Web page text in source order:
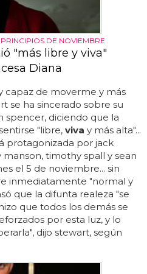
DE NOVIEMBRE
"más libre y viva"
Diana
capaz de moverme y más
se ha sincerado sobre su
spencer, diciendo que la
"libre, viva y más alta"...
protagonizada por jack
manson, timothy spall y sean
el 5 de noviembre... sin
inmediatamente "normal y
que la difunta realeza "se
que todos los demás se
por esta luz, y lo
dijo stewart, según